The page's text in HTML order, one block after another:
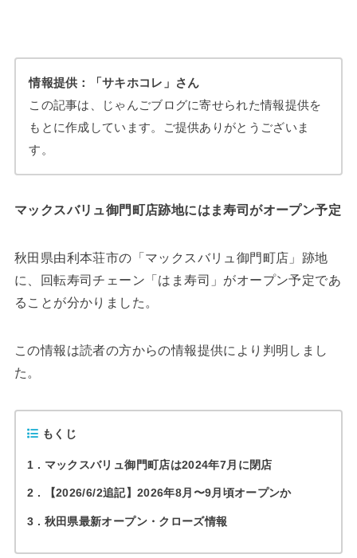
情報提供：「サキホコレ」さん
この記事は、じゃんごブログに寄せられた情報提供を
もとに作成しています。ご提供ありがとうございま
す。
マックスバリュ御門町店跡地にはま寿司がオープン予定
秋田県由利本荘市の「マックスバリュ御門町店」跡地
に、回転寿司チェーン「はま寿司」がオープン予定であ
ることが分かりました。
この情報は読者の方からの情報提供により判明しまし
た。
もくじ
1 マックスバリュ御門町店は2024年7月に閉店
2 【2026/6/2追記】2026年8月〜9月頃オープンか
3 秋田県最新オープン・クローズ情報